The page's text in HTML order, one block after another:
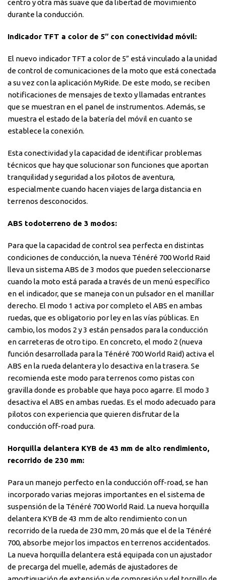
centro y otra más suave que da libertad de movimiento
durante la conducción.
Indicador TFT a color de 5″ con conectividad móvil:
El nuevo indicador TFT a color de 5” está vinculado a la unidad
de control de comunicaciones de la moto que está conectada
a su vez con la aplicación MyRide. De este modo, se reciben
notificaciones de mensajes de texto y llamadas entrantes
que se muestran en el panel de instrumentos. Además, se
muestra el estado de la batería del móvil en cuanto se
establece la conexión.
Esta conectividad y la capacidad de identificar problemas
técnicos que hay que solucionar son funciones que aportan
tranquilidad y seguridad a los pilotos de aventura,
especialmente cuando hacen viajes de larga distancia en
terrenos desconocidos.
ABS todoterreno de 3 modos:
Para que la capacidad de control sea perfecta en distintas
condiciones de conducción, la nueva Ténéré 700 World Raid
lleva un sistema ABS de 3 modos que pueden seleccionarse
cuando la moto está parada a través de un menú específico
en el indicador, que se maneja con un pulsador en el manillar
derecho. El modo 1 activa por completo el ABS en ambas
ruedas, que es obligatorio por ley en las vías públicas. En
cambio, los modos 2 y 3 están pensados para la conducción
en carreteras de otro tipo. En concreto, el modo 2 (nueva
función desarrollada para la Ténéré 700 World Raid) activa el
ABS en la rueda delantera y lo desactiva en la trasera. Se
recomienda este modo para terrenos como pistas con
gravilla donde es probable que haya poco agarre. El modo 3
desactiva el ABS en ambas ruedas. Es el modo adecuado para
pilotos con experiencia que quieren disfrutar de la
conducción off-road pura.
Horquilla delantera KYB de 43 mm de alto rendimiento,
recorrido de 230 mm:
Para un manejo perfecto en la conducción off-road, se han
incorporado varias mejoras importantes en el sistema de
suspensión de la Ténéré 700 World Raid. La nueva horquilla
delantera KYB de 43 mm de alto rendimiento con un
recorrido de la rueda de 230 mm, 20 más que el de la Ténéré
700, absorbe mejor los impactos en terrenos accidentados.
La nueva horquilla delantera está equipada con un ajustador
de precarga del muelle, además de ajustadores de